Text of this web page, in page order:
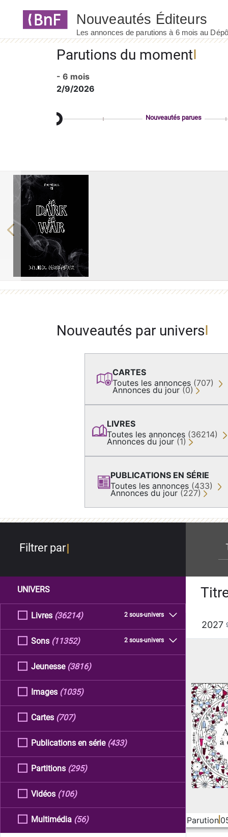
Parutions du moment
- 6 mois
2/9/2026
Nouveautés parues
Previous
Nouveautés par univers
CARTES
Toutes les annonces (707)
Annonces du jour (0)
LIVRES
Toutes les annonces (36214)
Annonces du jour (1)
PUBLICATIONS EN SÉRIE
Toutes les annonces (433)
Annonces du jour (227)
Filtrer par
UNIVERS
Livres 2 sous-univers
(36214)
Sons 2 sous-univers
(11352)
Jeunesse (3816)
Images (1035)
Cartes (707)
Publications en série (433)
Partitions (295)
Vidéos (106)
Multimédia (56)
2027
Parution